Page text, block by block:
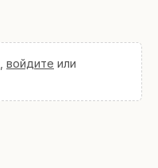
войдите или